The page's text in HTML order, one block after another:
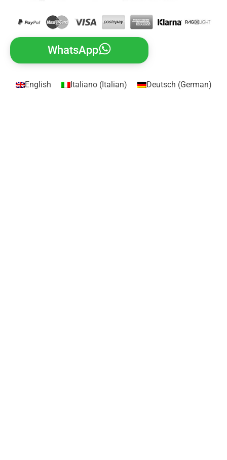
WhatsApp
English Italiano(Italian) Deutsch (German)